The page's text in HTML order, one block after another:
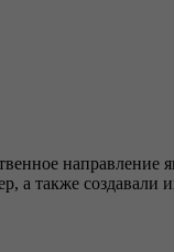
направление
также создавали